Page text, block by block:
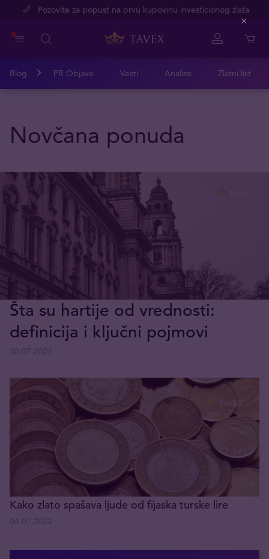
Pozovite za popust na prvu kupovinu investicionog zlata
Blog PR Objave Vesti Analize Zlatni list
Novčana ponuda
Šta su hartije od vrednosti:
definicija i ključni pojmovi
Kako zlato spašava ljude od fijaska turske lire
Close